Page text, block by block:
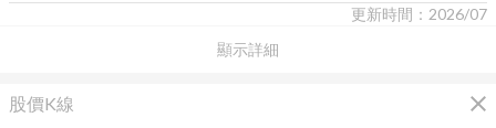
顯示詳細
更新時間：2026/07
股價K線 close